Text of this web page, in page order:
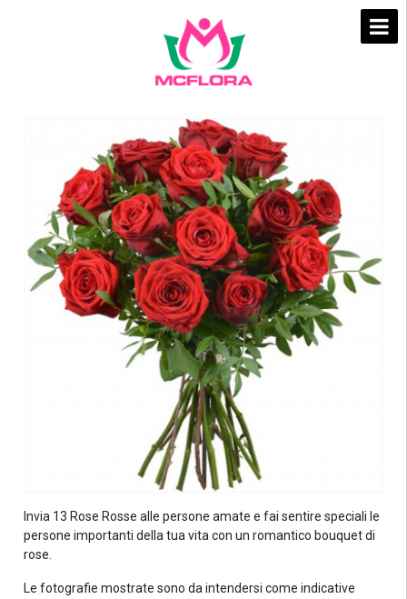
Invia 13 Rose Rosse alle persone amate e fai sentire speciali le
persone importanti della tua vita con un romantico bouquet di
rose.
Le fotografie mostrate sono da intendersi come indicative